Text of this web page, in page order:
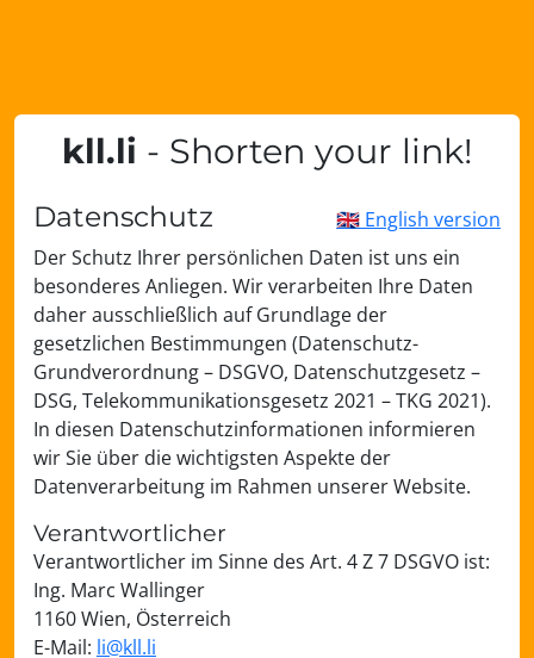
kll.li - Shorten your link!
Datenschutz
🇬🇧 English version
Der Schutz Ihrer persönlichen Daten ist uns ein
besonderes Anliegen. Wir verarbeiten Ihre Daten
daher ausschließlich auf Grundlage der
gesetzlichen Bestimmungen (Datenschutz-
Grundverordnung – DSGVO, Datenschutzgesetz –
DSG, Telekommunikationsgesetz 2021 – TKG 2021).
In diesen Datenschutzinformationen informieren
wir Sie über die wichtigsten Aspekte der
Datenverarbeitung im Rahmen unserer Website.
Verantwortlicher
Verantwortlicher im Sinne des Art. 4 Z 7 DSGVO ist:
Ing. Marc Wallinger
1160 Wien, Österreich
E-Mail: li@kll.li